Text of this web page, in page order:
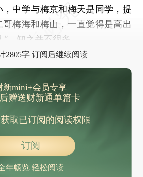
，中学与梅京和梅天是同学，提
梅海和梅山，一直觉得是高出
，知之并不很多。
2805字 订阅后继续阅读
新mini+会员专享
赠送财新通单篇卡
取已订阅的阅读权限
订阅
年畅览 轻松阅读